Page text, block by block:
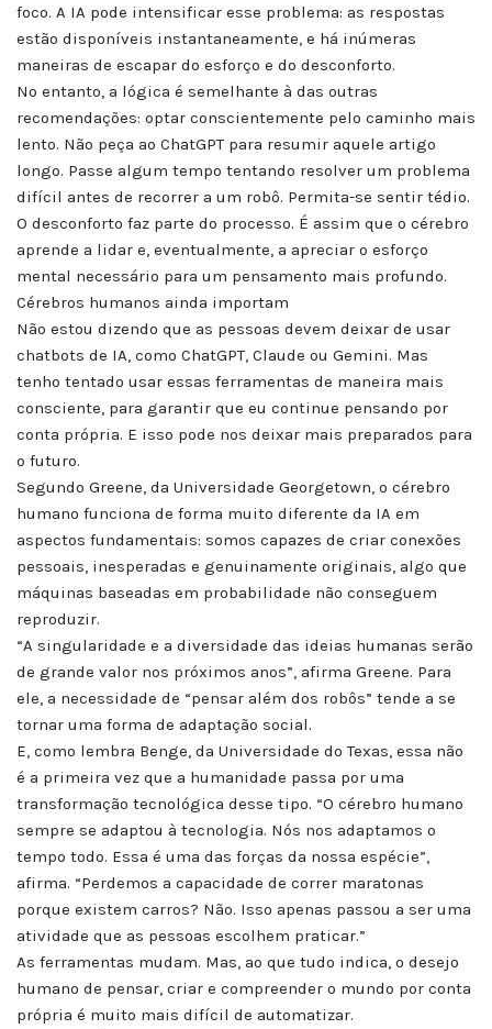
foco. A IA pode intensificar esse problema: as respostas
estão disponíveis instantaneamente, e há inúmeras
maneiras de escapar do esforço e do desconforto.
No entanto, a lógica é semelhante à das outras
recomendações: optar conscientemente pelo caminho mais
lento. Não peça ao ChatGPT para resumir aquele artigo
longo. Passe algum tempo tentando resolver um problema
difícil antes de recorrer a um robô. Permita-se sentir tédio.
O desconforto faz parte do processo. É assim que o cérebro
aprende a lidar e, eventualmente, a apreciar o esforço
mental necessário para um pensamento mais profundo.
Cérebros humanos ainda importam
Não estou dizendo que as pessoas devem deixar de usar
chatbots de IA, como ChatGPT, Claude ou Gemini. Mas
tenho tentado usar essas ferramentas de maneira mais
consciente, para garantir que eu continue pensando por
conta própria. E isso pode nos deixar mais preparados para
o futuro.
Segundo Greene, da Universidade Georgetown, o cérebro
humano funciona de forma muito diferente da IA em
aspectos fundamentais: somos capazes de criar conexões
pessoais, inesperadas e genuinamente originais, algo que
máquinas baseadas em probabilidade não conseguem
reproduzir.
“A singularidade e a diversidade das ideias humanas serão
de grande valor nos próximos anos”, afirma Greene. Para
ele, a necessidade de “pensar além dos robôs” tende a se
tornar uma forma de adaptação social.
E, como lembra Benge, da Universidade do Texas, essa não
é a primeira vez que a humanidade passa por uma
transformação tecnológica desse tipo. “O cérebro humano
sempre se adaptou à tecnologia. Nós nos adaptamos o
tempo todo. Essa é uma das forças da nossa espécie”,
afirma. “Perdemos a capacidade de correr maratonas
porque existem carros? Não. Isso apenas passou a ser uma
atividade que as pessoas escolhem praticar.”
As ferramentas mudam. Mas, ao que tudo indica, o desejo
humano de pensar, criar e compreender o mundo por conta
própria é muito mais difícil de automatizar.